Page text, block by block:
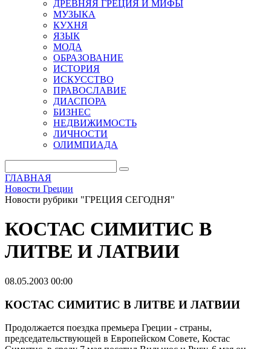
ДРЕВНЯЯ ГРЕЦИЯ И МИФЫ
МУЗЫКА
КУХНЯ
ЯЗЫК
МОДА
ОБРАЗОВАНИЕ
ИСТОРИЯ
ИСКУССТВО
ПРАВОСЛАВИЕ
ДИАСПОРА
БИЗНЕС
НЕДВИЖИМОСТЬ
ЛИЧНОСТИ
ОЛИМПИАДА
ГЛАВНАЯ
Новости Греции
Новости рубрики "ГРЕЦИЯ СЕГОДНЯ"
КОСТАС СИМИТИС В
ЛИТВЕ И ЛАТВИИ
08.05.2003 00:00
КОСТАС СИМИТИС В ЛИТВЕ И ЛАТВИИ
Продолжается поездка премьера Греции - страны,
председательствующей в Европейском Совете, Костас